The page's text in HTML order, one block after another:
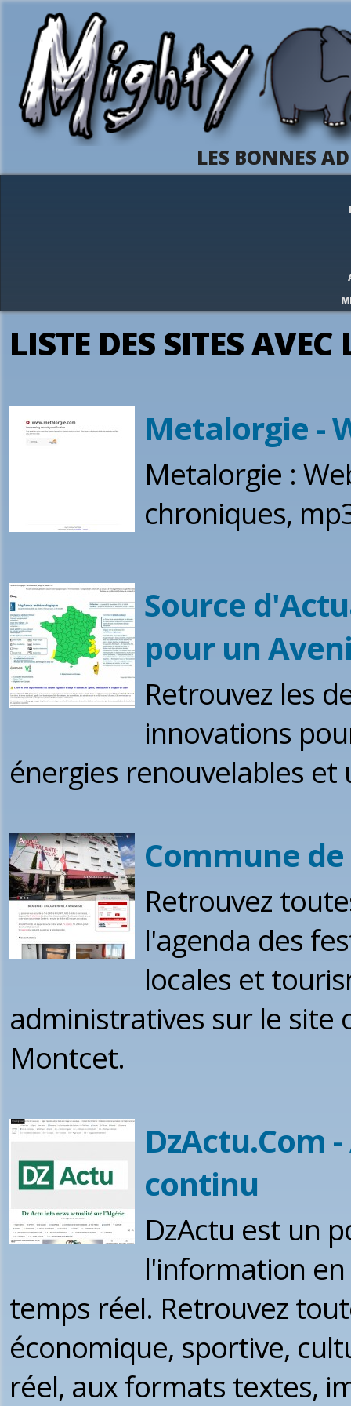
LES BONNES
LISTE DES SITES
Metalorgie -
Metalorgie :
chroniques,
Source
pour un
Retrouvez les
innovations
énergies renouvelables
Commune
Retrouvez
l'agenda des
locales et
administratives sur le site
Montcet.
DzActu.Com
continu
DzActu est un
l'information
temps réel. Retrouvez
économique, sportive,
réel, aux formats textes,